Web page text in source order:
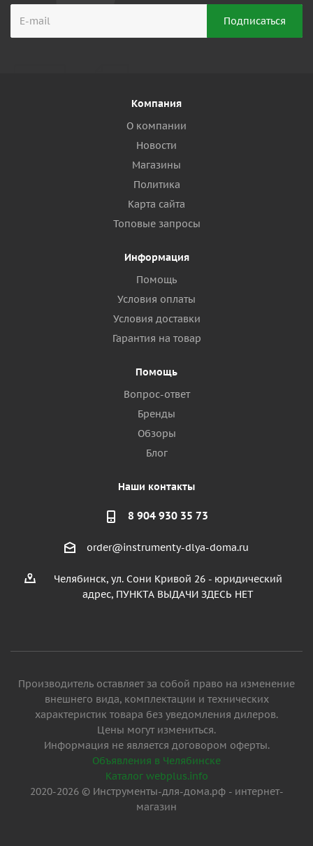
Компания
О компании
Новости
Магазины
Политика
Карта сайта
Топовые запросы
Информация
Помощь
Условия оплаты
Условия доставки
Гарантия на товар
Помощь
Вопрос-ответ
Бренды
Обзоры
Блог
Наши контакты
8 904 930 35 73
order@instrumenty-dlya-doma.ru
Челябинск, ул. Сони Кривой 26 - юридический
адрес, ПУНКТА ВЫДАЧИ ЗДЕСЬ НЕТ
Производитель оставляет за собой право на изменение
внешнего вида, комплектации и технических
характеристик товара без уведомления дилеров.
Цены могут измениться.
Информация не является договором оферты.
Объявления в Челябинске
Каталог webplus.info
2020-2026 © Инструменты-для-дома.рф - интернет-
магазин